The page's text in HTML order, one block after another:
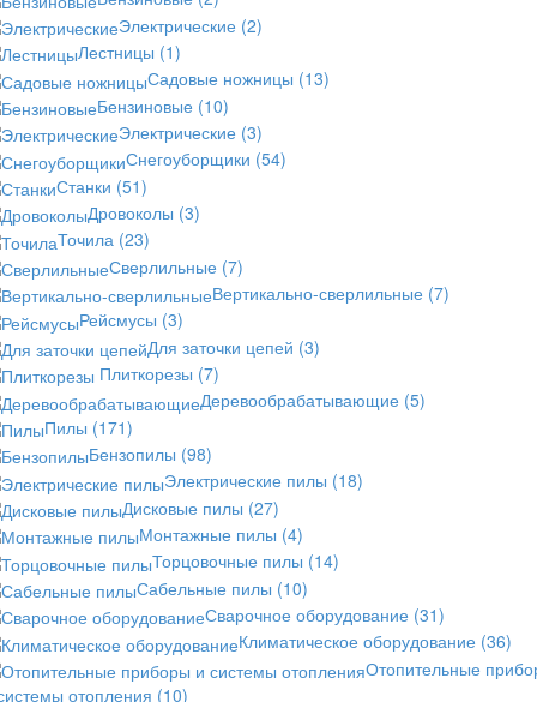
Электрические (2)
Лестницы (1)
Садовые ножницы (13)
Бензиновые (10)
Электрические (3)
Снегоуборщики (54)
Станки (51)
Дровоколы (3)
Точила (23)
Сверлильные (7)
Вертикально-сверлильные (7)
Рейсмусы (3)
Для заточки цепей (3)
Плиткорезы (7)
Деревообрабатывающие (5)
Пилы (171)
Бензопилы (98)
Электрические пилы (18)
Дисковые пилы (27)
Монтажные пилы (4)
Торцовочные пилы (14)
Сабельные пилы (10)
Сварочное оборудование (31)
Климатическое оборудование (36)
Отопительные
отопления (10)